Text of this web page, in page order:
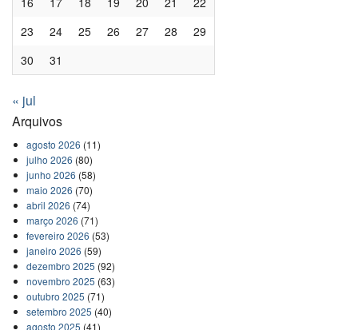
23
24 25 26 27 28
29
30
31
« jul
Arquivos
agosto 2026 (11)
julho 2026 (80)
junho 2026 (58)
maio 2026 (70)
abril 2026 (74)
março 2026 (71)
fevereiro 2026 (53)
janeiro 2026 (59)
dezembro 2025 (92)
novembro 2025 (63)
outubro 2025 (71)
setembro 2025 (40)
agosto 2025 (41)